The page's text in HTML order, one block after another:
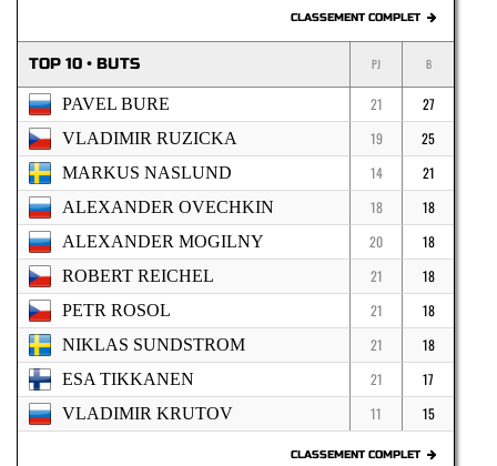
CLASSEMENT COMPLET
TOP 10 • BUTS PJ B
PAVEL BURE 21
27
VLADIMIR RUZICKA
19
25
MARKUS NASLUND
14
21
ALEXANDER OVECHKIN
18
18
ALEXANDER MOGILNY
20
18
ROBERT REICHEL
21
18
PETR ROSOL
21
18
NIKLAS SUNDSTROM
21
18
ESA TIKKANEN
21
17
VLADIMIR KRUTOV
11 15
CLASSEMENT COMPLET